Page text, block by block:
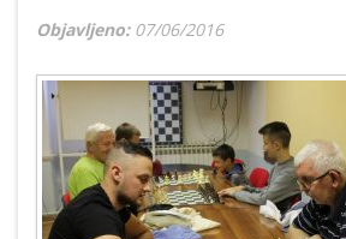
Objavljeno: 07/06/2016